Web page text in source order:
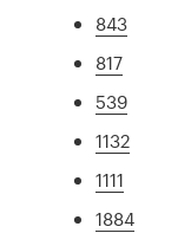
843
817
539
1132
1111
1884